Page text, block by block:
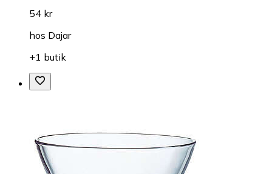
54 kr
hos Dajar
+1 butik